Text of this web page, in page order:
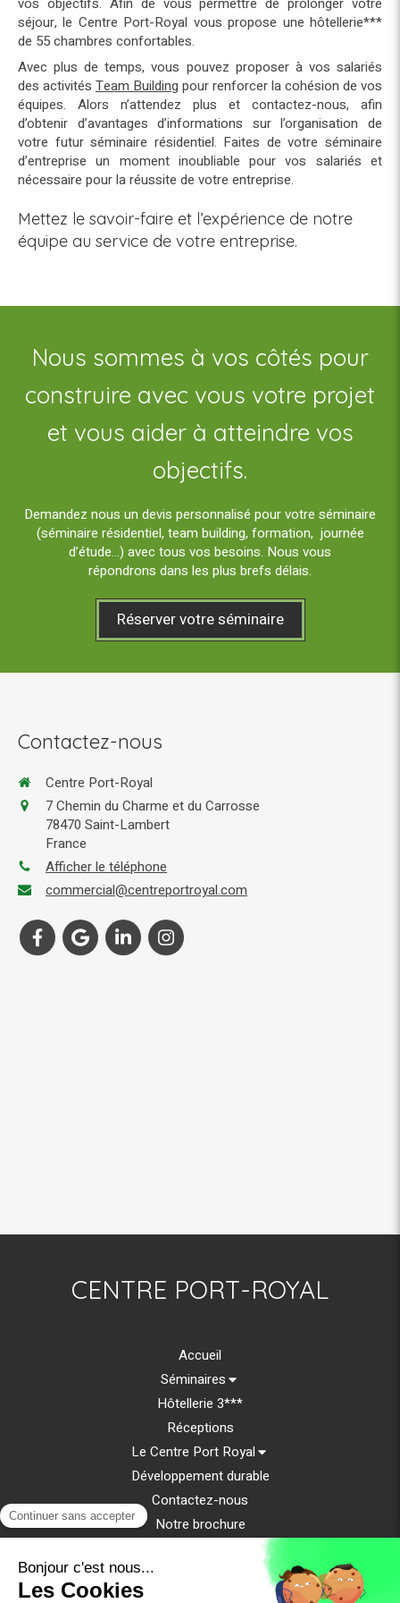
séjour, le Centre Port-Royal vous propose une hôtellerie***
de 55 chambres confortables.
Avec plus de temps, vous pouvez proposer à vos salariés
des activités Team Building pour renforcer la cohésion de vos
équipes. Alors n’attendez plus et contactez-nous, afin
d’obtenir d’avantages d’informations sur l’organisation de
votre futur séminaire résidentiel. Faites de votre séminaire
d’entreprise un moment inoubliable pour vos salariés et
nécessaire pour la réussite de votre entreprise.
Mettez le savoir-faire et l’expérience de notre
équipe au service de votre entreprise.
Nous sommes à vos côtés pour
construire avec vous votre projet
et vous aider à atteindre vos
objectifs.
Demandez nous un devis personnalisé pour votre séminaire
(séminaire résidentiel, team building, formation, journée
d’étude…) avec tous vos besoins. Nous vous
répondrons dans les plus brefs délais.
Réserver votre séminaire
Contactez-nous
Centre Port-Royal
7 Chemin du Charme et du Carrosse
78470 Saint-Lambert
France
Afficher le téléphone
commercial@centreportroyal.com
CENTRE PORT-ROYAL
Accueil
Séminaires
Hôtellerie 3***
Réceptions
Le Centre Port Royal
Développement durable
Contactez-nous
Notre brochure